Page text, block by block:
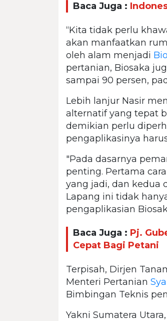
Baca Juga :
“Kita tidak perlu
akan manfaatkan
oleh alam menjadi
pertanian, Biosaka
sampai 90 persen,
Lebih lanjur Nasir
alternatif yang tepat
demikian perlu
pengaplikasinya
"Pada dasarnya
penting. Pertama
yang jadi, dan kedua
Lapang ini tidak
pengaplikasian
Baca Juga : Pj.
Cepat Bagi Petani
Terpisah, Dirjen
Menteri Pertanian
Bimbingan Teknis
Yakni Sumatera